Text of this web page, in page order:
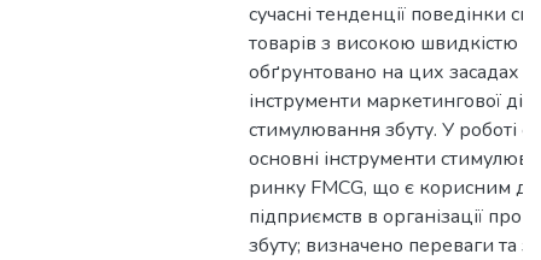
сучасні тенденції поведінки
товарів з високою швидкістю
обґрунтовано на цих засадах
інструменти маркетингової
стимулювання збуту. У роботі
основні інструменти
ринку FMCG, що є корисним
підприємств в організації
збуту; визначено переваги та